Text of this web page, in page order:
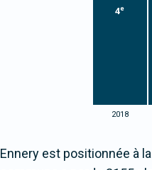
4e
2018
Ennery est positionnée à